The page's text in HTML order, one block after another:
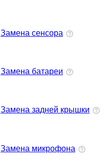
Замена сенсора
Замена батареи
Замена задней крышки
Замена микрофона